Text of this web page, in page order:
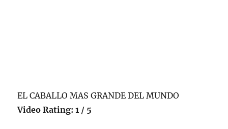
EL CABALLO MAS GRANDE DEL MUNDO
Video Rating: 1 / 5